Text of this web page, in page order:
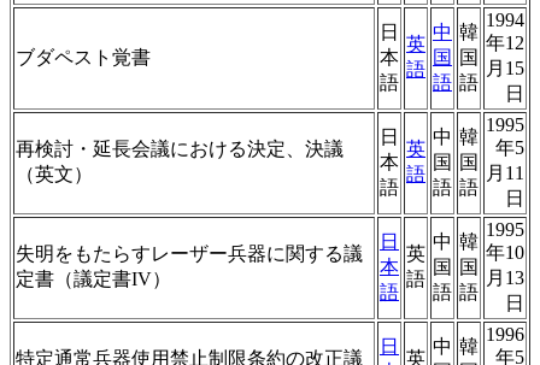
ブダペスト覚書
日
本
語
英
語
中
国
語
韓
国
語
1994
年12
月15
日
再検討・延長会議における決定、決議
（英文）
日
本
語
英
語
中
国
語
韓
国
語
1995
年5
月11
日
失明をもたらすレーザー兵器に関する議
定書（議定書IV）
日
本
語
英
語
中
国
語
韓
国
語
1995
年10
月13
日
特定通常兵器使用禁止制限条約の改正議
日
英
中 韓
1996
年5